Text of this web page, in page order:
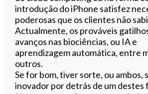
introdução do iPhone satisfez
poderosas que os clientes não
Actualmente, os prováveis
avanços nas biociências, ou IA e
aprendizagem automática, entre
outros.
Se for bom, tiver sorte, ou ambos,
inovador por detrás de um destes